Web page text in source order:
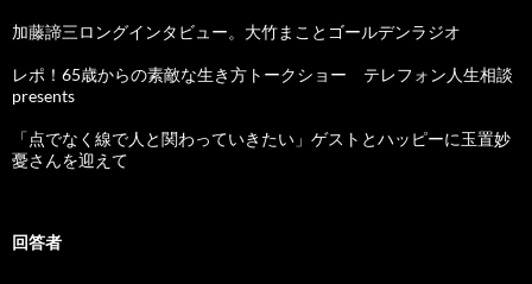
加藤諦三ロングインタビュー。大竹まことゴールデンラジオ
レポ！65歳からの素敵な生き方トークショー テレフォン人生相談
presents
「点でなく線で人と関わっていきたい」ゲストとハッピーに玉置妙
憂さんを迎えて
回答者